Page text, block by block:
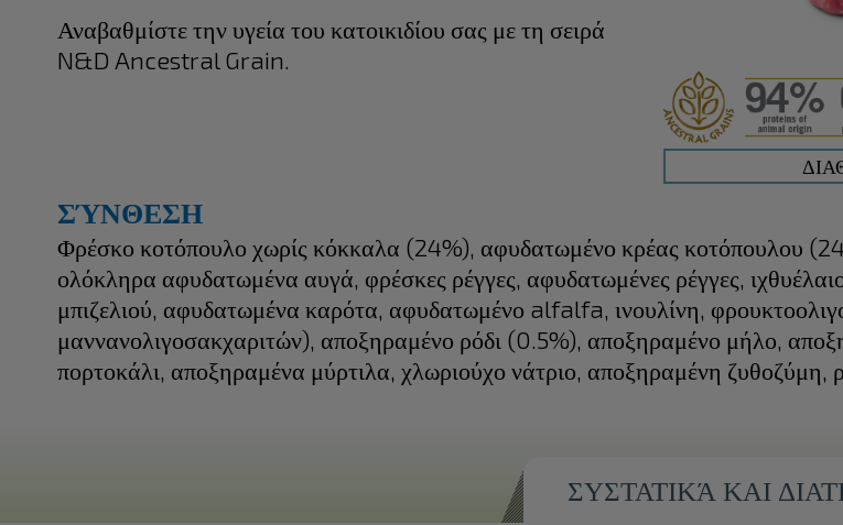
Αναβαθμίστε την υγεία του κατοικιδίου σας με τη σειρά
N&D Ancestral Grain.
ΣΎΝΘΕΣΗ
Φρέσκο κοτόπουλο χωρίς κόκκαλα (24%), αφυδατωμένο κρέας κοτόπουλου
ολόκληρα αφυδατωμένα αυγά, φρέσκες ρέγγες, αφυδατωμένες ρέγγες,
μπιζελιού, αφυδατωμένα καρότα, αφυδατωμένο alfalfa, ινουλίνη,
μαννανολιγοσακχαριτών), αποξηραμένο ρόδι (0.5%), αποξηραμένο μήλο,
πορτοκάλι, αποξηραμένα μύρτιλα, χλωριούχο νάτριο, αποξηραμένη ζυθοζύμη,
ΣΥΣΤΑΤΙΚΆ ΚΑΙ